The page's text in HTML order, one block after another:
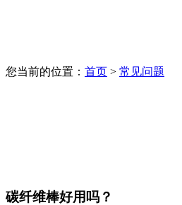
您当前的位置： 首页 > 常见问题
碳纤维棒好用吗？